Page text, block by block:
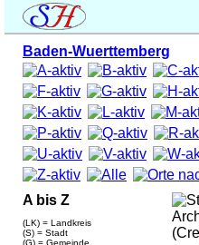
Baden-Wuerttemberg
A bis Z
(LK) = Landkreis
(S) = Stadt
(G) = Gemeinde